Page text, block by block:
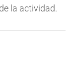
la actividad.